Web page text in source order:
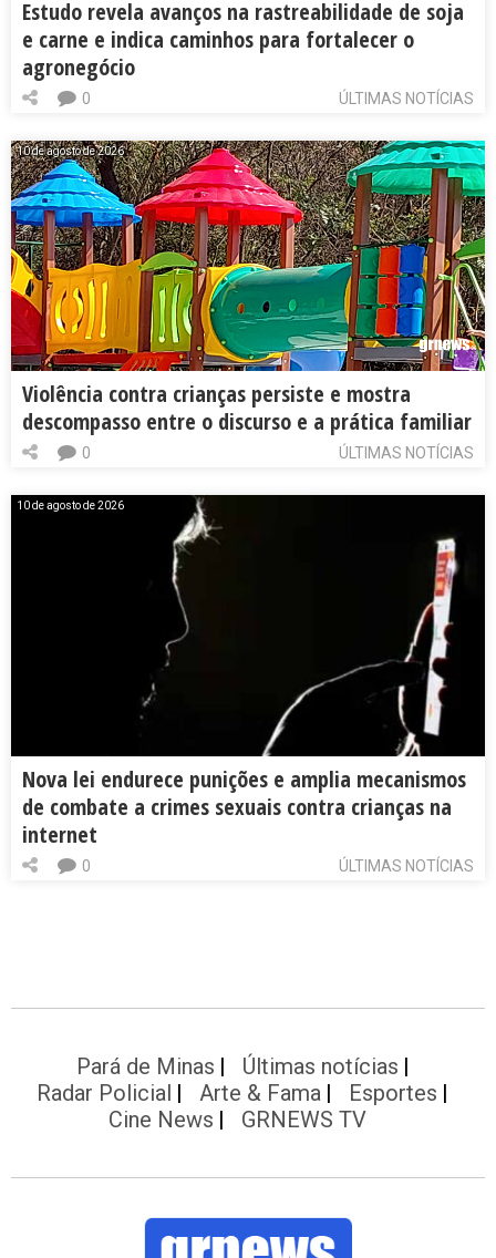
Estudo revela avanços na rastreabilidade de soja
e carne e indica caminhos para fortalecer o
agronegócio
ÚLTIMAS NOTÍCIAS
0
10 de agosto de 2026
Violência contra crianças persiste e mostra
descompasso entre o discurso e a prática familiar
ÚLTIMAS NOTÍCIAS
0
10 de agosto de 2026
Nova lei endurece punições e amplia mecanismos
de combate a crimes sexuais contra crianças na
internet
ÚLTIMAS NOTÍCIAS
0
Pará de Minas
Últimas notícias
Radar Policial
Arte & Fama
Esportes
Cine News
GRNEWS TV